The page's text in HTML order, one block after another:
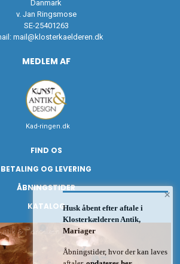
Danmark
v. Jan Ringsmose
SE-25401263
mail@klosterkaelderen.dk
MEDLEM AF
Kad-ringen.dk
FIND OS
BETALING OG LEVERING
ÅBNINGSTIDER
KATALOG
×
Husk åbent efter aftale i
Klosterkælderen Antik,
Mariager
Åbningstider, hvor der kan laves